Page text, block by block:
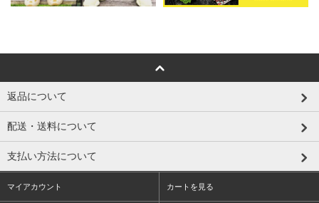
返品について
配送・送料について
支払い方法について
マイアカウント カートを見る